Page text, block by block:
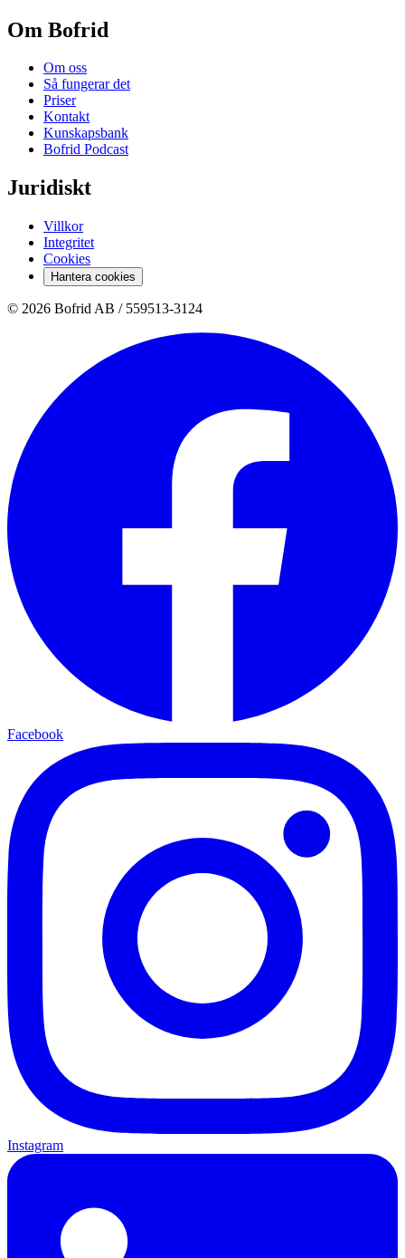
Om Bofrid
Om oss
Så fungerar det
Priser
Kontakt
Kunskapsbank
Bofrid Podcast
Juridiskt
Villkor
Integritet
Cookies
Hantera cookies
© 2026 Bofrid AB / 559513-3124
Facebook
Instagram